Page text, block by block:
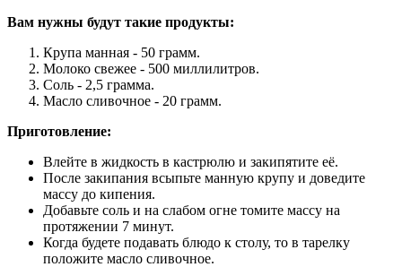
Вам нужны будут такие продукты:
Крупа манная - 50 грамм.
Молоко свежее - 500 миллилитров.
Соль - 2,5 грамма.
Масло сливочное - 20 грамм.
Приготовление:
Влейте в жидкость в кастрюлю и закипятите её.
После закипания всыпьте манную крупу и доведите
массу до кипения.
Добавьте соль и на слабом огне томите массу на
протяжении 7 минут.
Когда будете подавать блюдо к столу, то в тарелку
положите масло сливочное.